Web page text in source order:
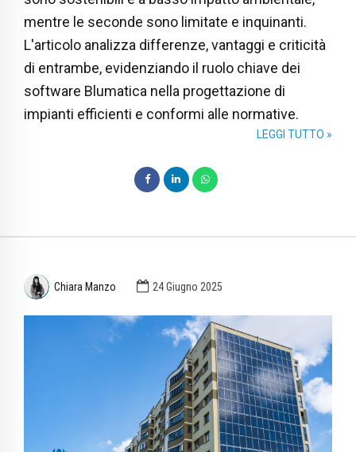
mentre le seconde sono limitate e inquinanti.
L'articolo analizza differenze, vantaggi e criticità
di entrambe, evidenziando il ruolo chiave dei
software Blumatica nella progettazione di
impianti efficienti e conformi alle normative.
LEGGI TUTTO »
Chiara Manzo 24 Giugno 2025